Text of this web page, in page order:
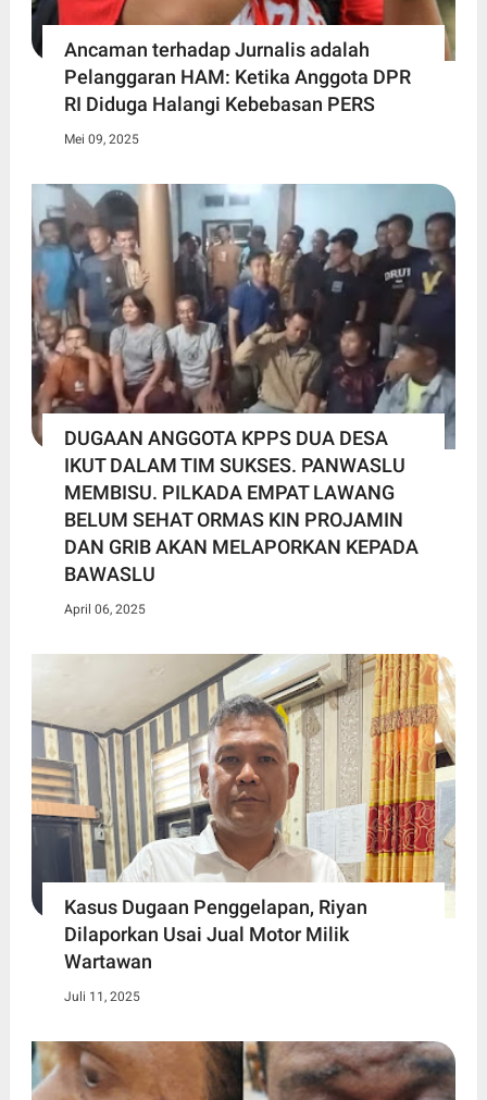
Ancaman terhadap Jurnalis adalah
Pelanggaran HAM: Ketika Anggota DPR
RI Diduga Halangi Kebebasan PERS
Mei 09, 2025
DUGAAN ANGGOTA KPPS DUA DESA
IKUT DALAM TIM SUKSES. PANWASLU
MEMBISU. PILKADA EMPAT LAWANG
BELUM SEHAT ORMAS KIN PROJAMIN
DAN GRIB AKAN MELAPORKAN KEPADA
BAWASLU
April 06, 2025
Kasus Dugaan Penggelapan, Riyan
Dilaporkan Usai Jual Motor Milik
Wartawan
Juli 11, 2025